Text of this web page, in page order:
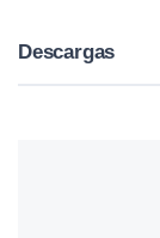
Descargas